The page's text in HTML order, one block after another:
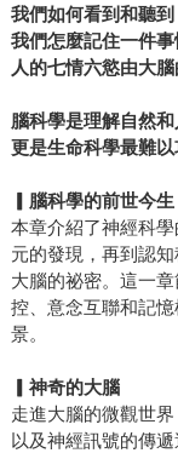
我們如何看到和聽到
我們怎麼記住一件事
人的七情六慾由大
腦科學是理解自然和
更是生命科學最難以
腦科學的前世今生
本章介紹了神經科
元的發現，再到認
大腦的祕密。這一
控、意念互聯和記
景。
神奇的大腦
走進大腦的微觀世
以及神經訊號的傳